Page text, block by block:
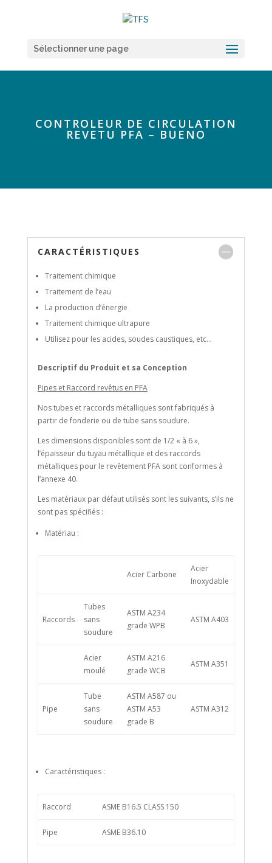
Sélectionner une page
CONTROLEUR DE CIRCULATION
REVETU PFA – BUENO
CARACTÉRISTIQUES
Traitement chimique
Traitement de l’eau
La production d’énergie
Traitement chimique ultrapure
Utilisez pour les acides, soudes caustiques, etc…
Descriptif du Produit et sa Conception
Pipes et Raccord revêtus en PFA
Nos tubes et raccords métalliques sont fabriqués à
partir de fonderie ou de tube sans soudure.
Les dimensions disponibles sont de 1/2 « à 6 »,
l’épaisseur du tuyau métallique et des raccords
métalliques pour le revêtement PFA sont conformes à
l’annexe 40.
Les matériaux par défaut utilisés sont les suivants, s’ils ne
sont pas spécifiés :
Matériau :
Acier Carbone
Acier
Inoxydable
Raccords
Tubes
sans
soudure
ASTM A234
grade WPB
ASTM A403
Acier
moulé
ASTM A216
grade WCB
ASTM A351
Pipe
Tube
sans
soudure
ASTM A587 ou
ASTM A53
grade B
ASTM A312
Caractéristiques :
Raccord ASME B16.5 CLASS 150
Pipe ASME B36.10